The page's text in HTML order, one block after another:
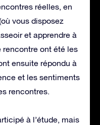
réelles, en
vous disposez
et apprendre à
rencontre ont été les
ensuite répondu à
et les sentiments
rencontres.
à l’étude, mais